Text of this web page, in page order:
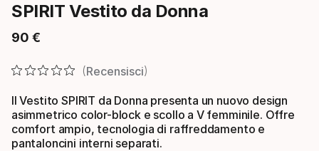
SPIRIT Vestito da Donna
90 €
Prezzo finale
Recensisci
Il Vestito SPIRIT da Donna presenta un nuovo design
asimmetrico color-block e scollo a V femminile. Offre
comfort ampio, tecnologia di raffreddamento e
pantaloncini interni separati.